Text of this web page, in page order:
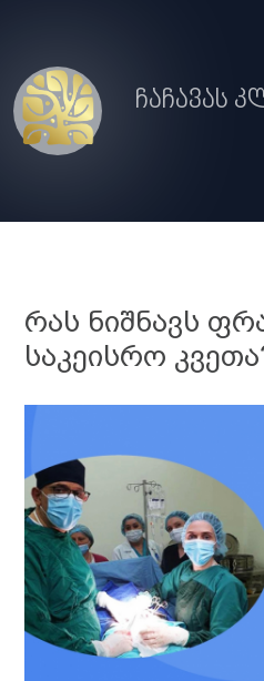
ჩაჩავას
რას ნიშნავს
საკეისრო